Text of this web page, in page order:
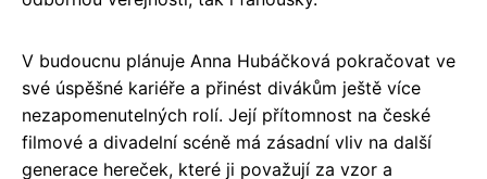
V budoucnu plánuje Anna Hubáčková pokračovat ve
své úspěšné kariéře a přinést divákům ještě více
nezapomenutelných rolí. Její přítomnost na české
filmové a divadelní scéně má zásadní vliv na další
generace hereček, které ji považují za vzor a